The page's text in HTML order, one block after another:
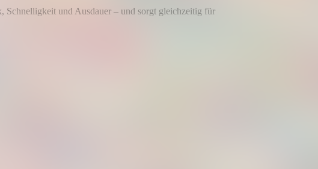
Schnelligkeit und Ausdauer – und sorgt gleichzeitig für
zu haben.